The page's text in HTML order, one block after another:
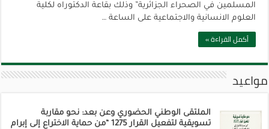
المسلمين في الصحراء الجزائرية” وذلك بقاعة الدكتوراه لكلية
العلوم الانسانية والاجتماعية على الساعة …
أكمل القراءة »
مواعيد
الملتقى الوطني الحضوري وعن بعد: نحو مقاربة
تسويقية لتفعيل القرار 1275 “من حماية الاختراع إلى إبرام